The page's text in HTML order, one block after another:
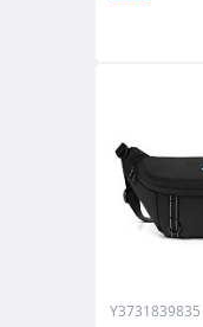
Y3731839835